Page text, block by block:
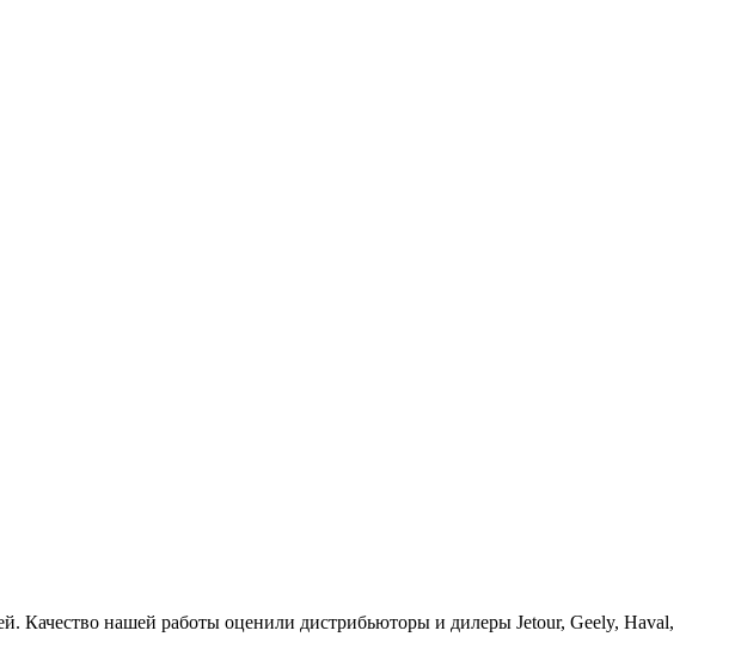
Качество нашей работы оценили дистрибьюторы и дилеры Jetour, Geely, Haval,